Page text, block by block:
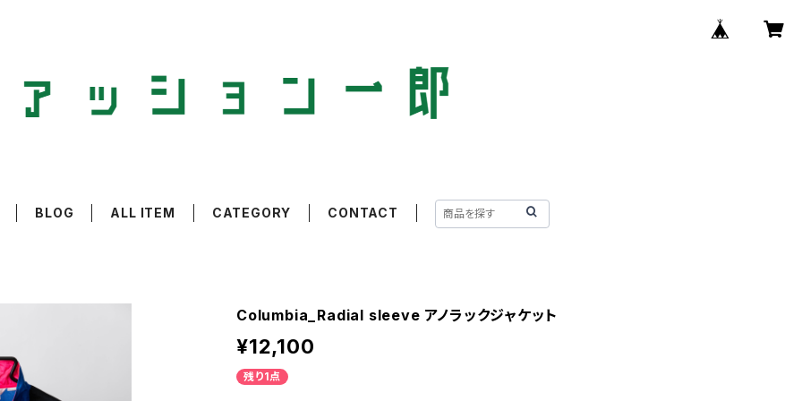
BLOG ALL ITEM CATEGORY CONTACT
Columbia_Radial sleeve アノラックジャケット
¥12,100
残り1点